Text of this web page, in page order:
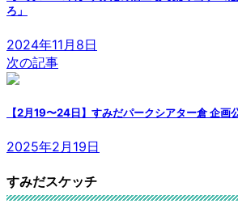
ろ」
2024年11月8日
次の記事
【2月19〜24日】すみだパークシアター倉 企画
2025年2月19日
すみだスケッチ